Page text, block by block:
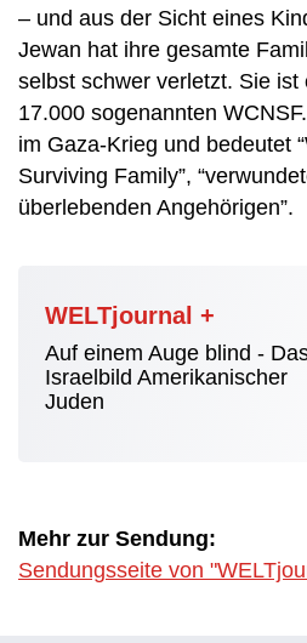
– und aus der Sicht eines
Jewan hat ihre gesamte
selbst schwer verletzt. Sie
17.000 sogenannten
im Gaza-Krieg und bedeutet
Surviving Family”,
überlebenden Angehörigen”.
WELTjournal +
Auf einem Auge blind -
Israelbild Amerikanischer
Juden
Mehr zur Sendung:
Sendungsseite von